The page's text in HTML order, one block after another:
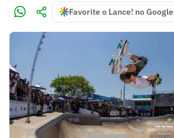
Favorite o Lance! no Google